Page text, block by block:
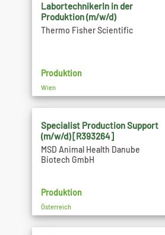
LabortechnikerIn in der
Produktion (m/w/d)
Thermo Fisher Scientific
Produktion
Wien
Specialist Production Support
(m/w/d) [R393264]
MSD Animal Health Danube
Biotech GmbH
Produktion
Österreich